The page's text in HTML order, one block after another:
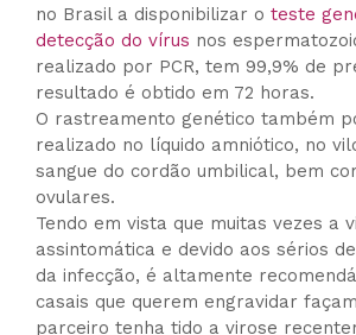
no Brasil a disponibilizar o teste
detecção do vírus nos
realizado por PCR, tem 99,9% de
resultado é obtido em 72 horas.
O rastreamento genético também
realizado no líquido amniótico, no
sangue do cordão umbilical, bem
ovulares.
Tendo em vista que muitas vezes a
assintomática e devido aos sérios
da infecção, é altamente
casais que querem engravidar
parceiro tenha tido a virose